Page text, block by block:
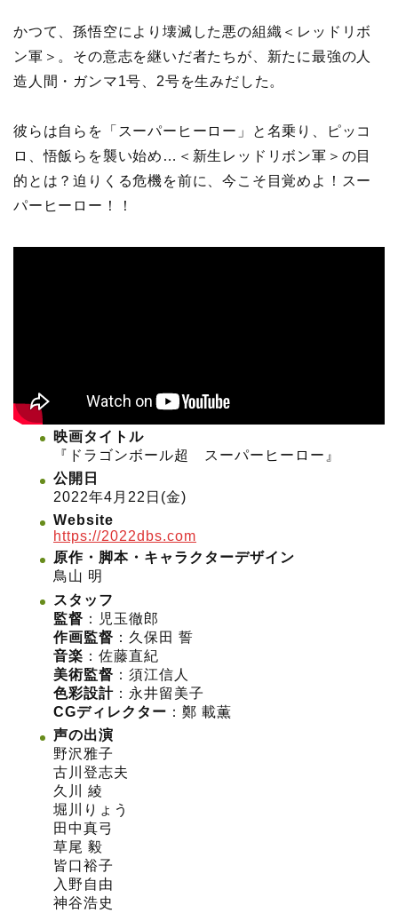
かつて、孫悟空により壊滅した悪の組織＜レッドリボ
ン軍＞。その意志を継いだ者たちが、新たに最強の人
造人間・ガンマ1号、2号を生みだした。
彼らは自らを「スーパーヒーロー」と名乗り、ピッコ
ロ、悟飯らを襲い始め…＜新生レッドリボン軍＞の目
的とは？迫りくる危機を前に、今こそ目覚めよ！スー
パーヒーロー！！
映画タイトル
『ドラゴンボール超 スーパーヒーロー』
公開日
2022年4月22日(金)
Website
https://2022dbs.com
原作・脚本・キャラクターデザイン
鳥山 明
スタッフ
監督 ：児玉徹郎
作画監督 ：久保田 誓
音楽 ：佐藤直紀
美術監督 ：須江信人
色彩設計 ：永井留美子
CGディレクター ：鄭 載薫
声の出演
野沢雅子
古川登志夫
久川 綾
堀川りょう
田中真弓
草尾 毅
皆口裕子
入野自由
神谷浩史